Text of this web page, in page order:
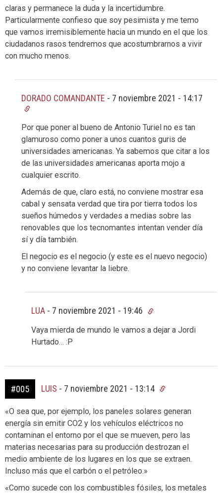
claras y permanece la duda y la incertidumbre.
Particularmente confieso que soy pesimista y me temo
que vamos irremisiblemente hacia un mundo en el que los
ciudadanos rasos tendremos que acostumbrarnos a vivir
con mucho menos.
DORADO COMANDANTE - 7 noviembre 2021 - 14:17
Por que poner al bueno de Antonio Turiel no es tan
glamuroso como poner a unos cuantos guris de
universidades americanas. Ya sabemos que citar a los
de las universidades americanas aporta mojo a
cualquier escrito.
Además de que, claro está, no conviene mostrar esa
cabal y sensata verdad que tira por tierra todos los
sueños húmedos y verdades a medias sobre las
renovables que los tecnomantes intentan vender día
sí y día también.
El negocio es el negocio (y este es el nuevo negocio)
y no conviene levantar la liebre.
LUA - 7 noviembre 2021 - 19:46
Vaya mierda de mundo le vamos a dejar a Jordi
Hurtado… :P
#005 LUIS - 7 noviembre 2021 - 13:14
«O sea que, por ejemplo, los paneles solares generan
energía sin emitir CO2 y los vehículos eléctricos no
contaminan el entorno por el que se mueven, pero las
materias necesarias para su producción destrozan el
medio ambiente de los lugares en los que se extraen.
Incluso más que el carbón o el petróleo.»
«Como sucede con los combustibles fósiles, los metales